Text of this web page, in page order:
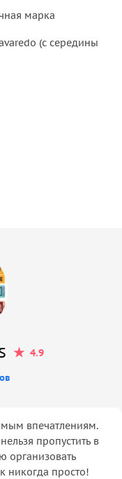
марка
(с середины
4.9
впечатлениям.
пропустить в
организовать
никогда просто!